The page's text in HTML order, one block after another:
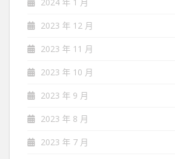
2023 年 12 月
2023 年 11 月
2023 年 10 月
2023 年 9 月
2023 年 8 月
2023 年 7 月